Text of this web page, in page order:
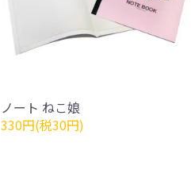
ノート ねこ娘
330円(税30円)